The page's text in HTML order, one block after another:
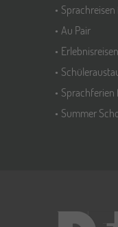
Au Pair
Erlebnisreisen
Sprachferien
Summer